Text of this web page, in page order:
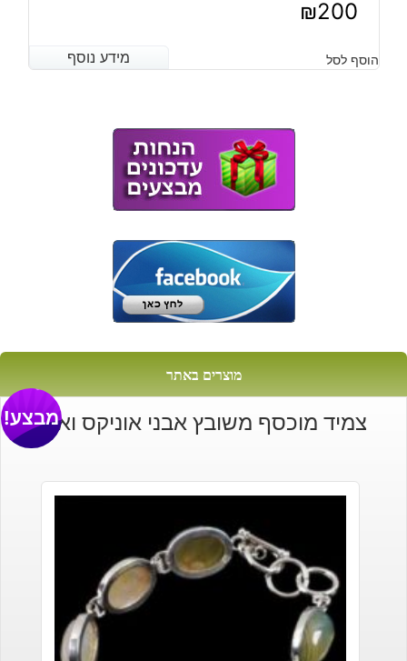
₪200
מידע נוסף הוסף לסל מידע נוסף
מוצרים באתר
צמיד מוכסף משובץ אבני אוניקס ואגטמבצע!